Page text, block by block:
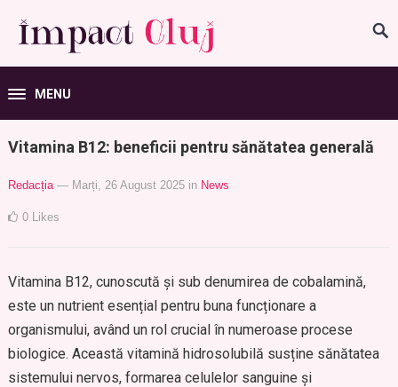
MENU
Vitamina B12: beneficii pentru sănătatea generală
Redacția — Marți, 26 August 2025 in News
0 Likes
Vitamina B12, cunoscută și sub denumirea de cobalamină,
este un nutrient esențial pentru buna funcționare a
organismului, având un rol crucial în numeroase procese
biologice. Această vitamină hidrosolubilă susține sănătatea
sistemului nervos, formarea celulelor sanguine și